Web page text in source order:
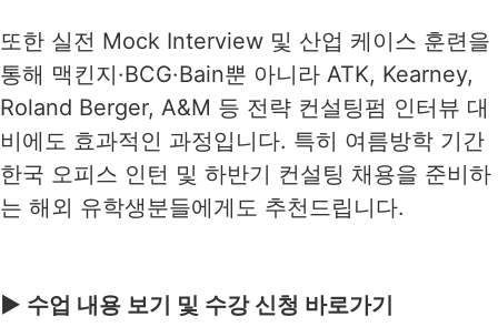
또한 실전 Mock Interview 및 산업 케이스 훈련을
통해 맥킨지·BCG·Bain뿐 아니라 ATK, Kearney,
Roland Berger, A&M 등 전략 컨설팅펌 인터뷰 대
비에도 효과적인 과정입니다. 특히 여름방학 기간
한국 오피스 인턴 및 하반기 컨설팅 채용을 준비하
는 해외 유학생분들에게도 추천드립니다.
▶ 수업 내용 보기 및 수강 신청 바로가기